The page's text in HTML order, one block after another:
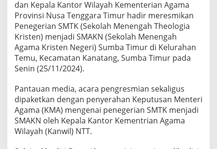
dan Kepala Kantor Wilayah Kementerian Agama
Provinsi Nusa Tenggara Timur hadir meresmikan
Penegerian SMTK (Sekolah Menengah Theologia
Kristen) menjadi SMAKN (Sekolah Menengah
Agama Kristen Negeri) Sumba Timur di Kelurahan
Temu, Kecamatan Kanatang, Sumba Timur pada
Senin (25/11/2024).
Pantauan media, acara pengresmian sekaligus
dipaketkan dengan penyerahan Keputusan Menteri
Agama (KMA) mengenai penegerian SMTK menjadi
SMAKN oleh Kepala Kantor Kementrian Agama
Wilayah (Kanwil) NTT.